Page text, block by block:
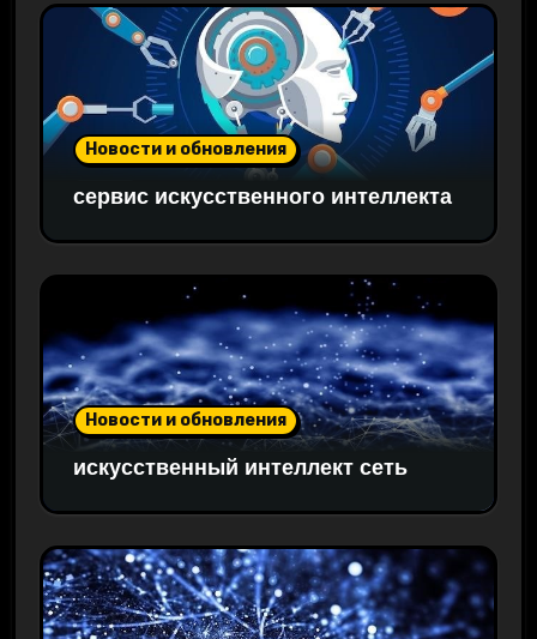
Новости и обновления
сервис искусственного интеллекта
Новости и обновления
искусственный интеллект сеть